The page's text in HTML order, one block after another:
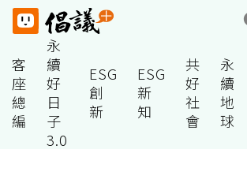
客
座
總
編
永
續
好
日
子
3.0
ESG
創
新
ESG
新
知
共
好
社
會
永
續
地
球